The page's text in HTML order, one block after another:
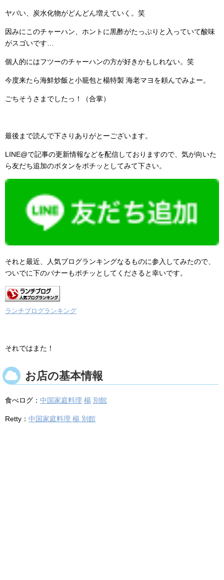
ヤバい、炭水化物がどんどん増えていく。笑
因みにこのチャーハン、ホントに黒酢がたっぷりと入っていて酸味
がスゴいです…
個人的にはフツーのチャーハンの方が好きかもしれない。笑
今度来たら海鮮炒飯と小籠包と楊特製 海老マヨを頼んでみよー。
ごちそうさまでしたっ！（合掌）
最後まで読んで下さりありがとーございます。
LINE@で記事の更新情報などを配信しておりますので、気が向いた
ら友だち追加のボタンをポチッとしてみて下さい。
それと最近、人気ブログランキングなるものに参入してみたので、
ついでに下のバナーもポチッとしてくださると幸いです。
ランチブログランキング
それではまた！
お店の基本情報
食べログ： 中国家庭料理 楊 別館
Retty： 中国家庭料理 楊 別館